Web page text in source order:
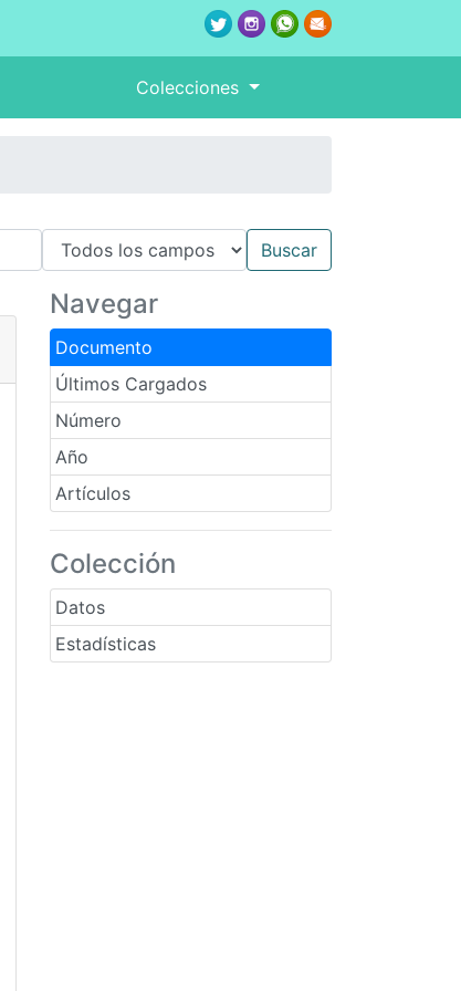
Colecciones
Navegar
Documento
Últimos Cargados
Número
Año
Artículos
Colección
Datos
Estadísticas